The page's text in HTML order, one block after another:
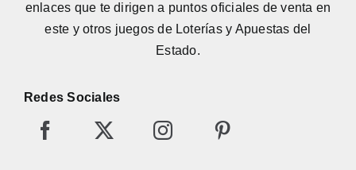
enlaces que te dirigen a puntos oficiales de venta en
este y otros juegos de Loterías y Apuestas del
Estado.
Redes Sociales